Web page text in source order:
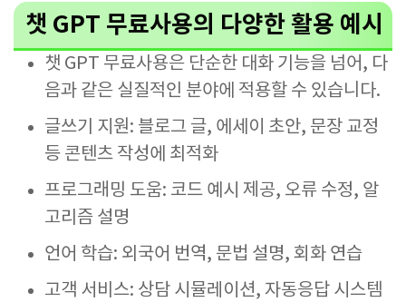
챗 GPT 무료사용의 다양한 활용 예시
챗 GPT 무료사용은 단순한 대화 기능을 넘어, 다
음과 같은 실질적인 분야에 적용할 수 있습니다.
글쓰기 지원: 블로그 글, 에세이 초안, 문장 교정
등 콘텐츠 작성에 최적화
프로그래밍 도움: 코드 예시 제공, 오류 수정, 알
고리즘 설명
언어 학습: 외국어 번역, 문법 설명, 회화 연습
고객 서비스: 상담 시뮬레이션, 자동응답 시스템